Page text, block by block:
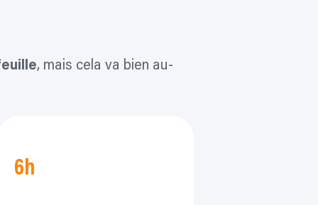
, mais cela va bien au-
6h